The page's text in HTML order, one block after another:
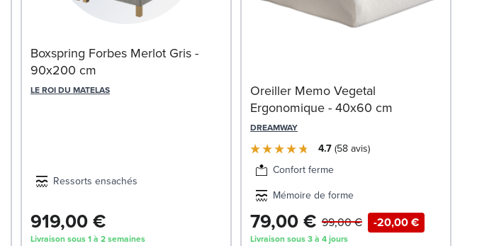
Boxspring Forbes Merlot Gris -
90x200 cm
LE ROI DU MATELAS
Ressorts ensachés
919,00 €
Livraison sous 1 à 2 semaines
Oreiller Memo Vegetal
Ergonomique - 40x60 cm
DREAMWAY
4.7 58avis
Confort ferme
Mémoire de forme
79,00 € -20,00 €
99,00 €
Livraison sous 3 à 4 jours